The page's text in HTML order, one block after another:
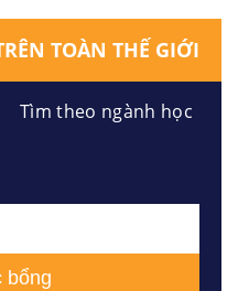
TOÀN THẾ GIỚI
Tìm theo ngành học
bổng